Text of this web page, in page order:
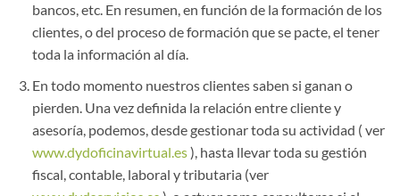
bancos, etc. En resumen, en función de la formación de los
clientes, o del proceso de formación que se pacte, el tener
toda la información al día.
En todo momento nuestros clientes saben si ganan o
pierden. Una vez definida la relación entre cliente y
asesoría, podemos, desde gestionar toda su actividad ( ver
www.dydoficinavirtual.es), hasta llevar toda su gestión
fiscal, contable, laboral y tributaria (ver